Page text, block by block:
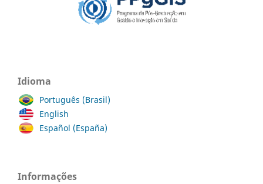
Idioma
Português (Brasil)
English
Español (España)
Informações